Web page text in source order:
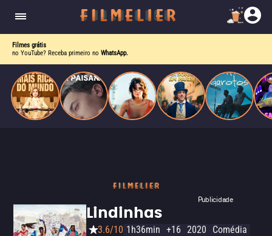
Filmes grátis
no YouTube? Receba primeiro no WhatsApp.
Publicidade
Lindinhas
3.6/10 1h36min +16 2020 Comédia
do
Mundo